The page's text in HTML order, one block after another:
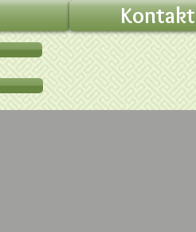
Kontakt